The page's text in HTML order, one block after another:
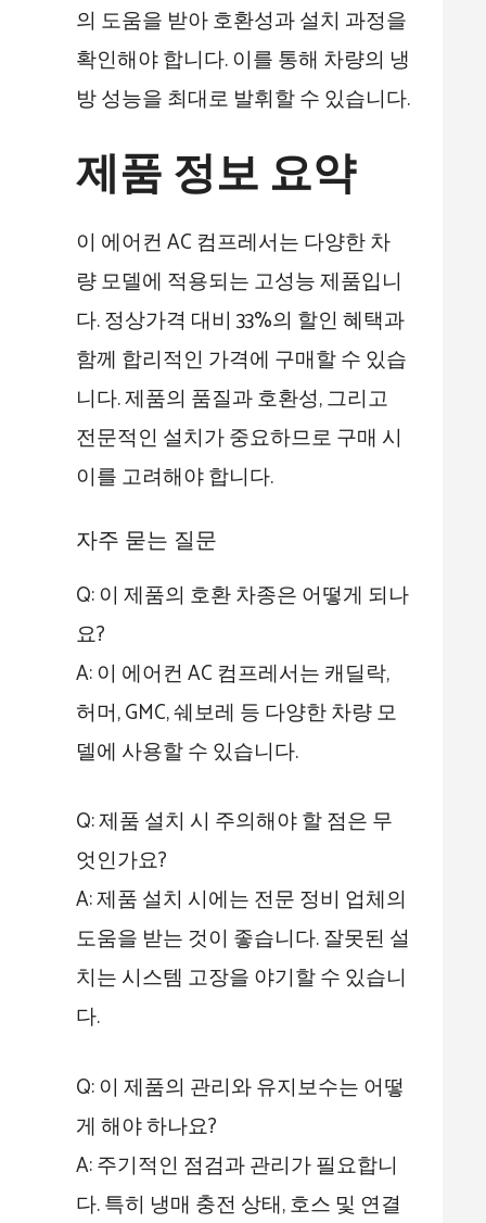
의 도움을 받아 호환성과 설치 과정을
확인해야 합니다. 이를 통해 차량의 냉
방 성능을 최대로 발휘할 수 있습니다.
제품 정보 요약
이 에어컨 AC 컴프레서는 다양한 차
량 모델에 적용되는 고성능 제품입니
다. 정상가격 대비 33%의 할인 혜택과
함께 합리적인 가격에 구매할 수 있습
니다. 제품의 품질과 호환성, 그리고
전문적인 설치가 중요하므로 구매 시
이를 고려해야 합니다.
자주 묻는 질문
Q: 이 제품의 호환 차종은 어떻게 되나
요?
A: 이 에어컨 AC 컴프레서는 캐딜락,
허머, GMC, 쉐보레 등 다양한 차량 모
델에 사용할 수 있습니다.
Q: 제품 설치 시 주의해야 할 점은 무
엇인가요?
A: 제품 설치 시에는 전문 정비 업체의
도움을 받는 것이 좋습니다. 잘못된 설
치는 시스템 고장을 야기할 수 있습니
다.
Q: 이 제품의 관리와 유지보수는 어떻
게 해야 하나요?
A: 주기적인 점검과 관리가 필요합니
다. 특히 냉매 충전 상태, 호스 및 연결